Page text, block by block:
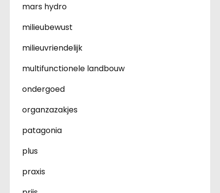
mars hydro
milieubewust
milieuvriendelijk
multifunctionele landbouw
ondergoed
organzazakjes
patagonia
plus
praxis